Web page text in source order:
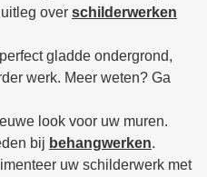
over schilderwerken
gladde ondergrond,
werk. Meer weten? Ga
look voor uw muren.
bij behangwerken.
uw schilderwerk met